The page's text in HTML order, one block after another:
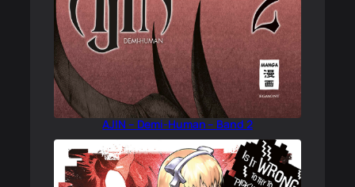
AJIN – Demi-Human – Band 2